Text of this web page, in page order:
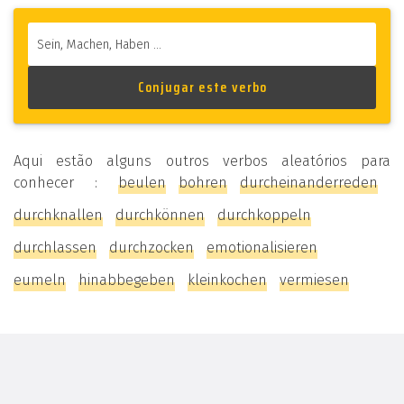
Aqui estão alguns outros verbos aleatórios para
conhecer : beulen bohren
durcheinanderreden
durchknallen
durchkönnen
durchkoppeln
durchlassen
durchzocken
emotionalisieren
eumeln
hinabbegeben kleinkochen vermiesen